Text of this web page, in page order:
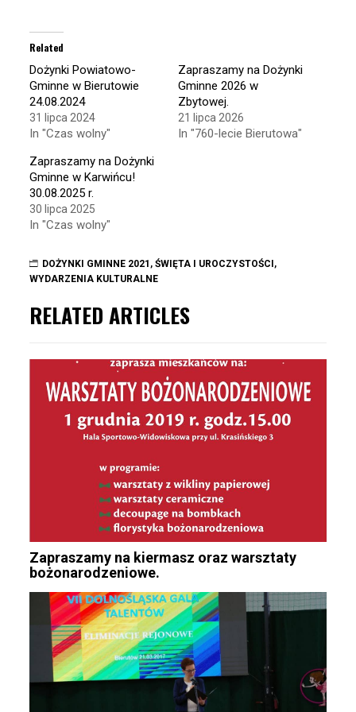
(Opens
in
new
window) window)
Related
Dożynki Powiatowo-
Gminne w Bierutowie
24.08.2024
31 lipca 2024
In "Czas wolny"
Zapraszamy na Dożynki
Gminne 2026 w
Zbytowej.
21 lipca 2026
In "760-lecie Bierutowa"
Zapraszamy na Dożynki
Gminne w Karwińcu!
30.08.2025 r.
30 lipca 2025
In "Czas wolny"
DOŻYNKI GMINNE 2021 ,ŚWIĘTA I UROCZYSTOŚCI,
WYDARZENIA KULTURALNE
RELATED ARTICLES
Zapraszamy na kiermasz oraz warsztaty
bożonarodzeniowe.